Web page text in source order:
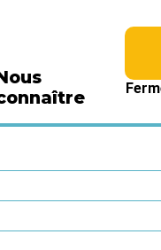
63 116 personnes
pas !
mot clé ou par thème